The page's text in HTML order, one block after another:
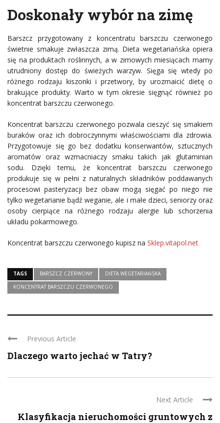
Doskonały wybór na zimę
Barszcz przygotowany z koncentratu barszczu czerwonego
świetnie smakuje zwłaszcza zimą. Dieta wegetariańska opiera
się na produktach roślinnych, a w zimowych miesiącach mamy
utrudniony dostęp do świeżych warzyw. Sięga się wtedy po
różnego rodzaju kiszonki i przetwory, by urozmaicić dietę o
brakujące produkty. Warto w tym okresie sięgnąć również po
koncentrat barszczu czerwonego.
Koncentrat barszczu czerwonego pozwala cieszyć się smakiem
buraków oraz ich dobroczynnymi właściwościami dla zdrowia.
Przygotowuje się go bez dodatku konserwantów, sztucznych
aromatów oraz wzmacniaczy smaku takich jak glutaminian
sodu. Dzięki temu, że koncentrat barszczu czerwonego
produkuje się w pełni z naturalnych składników poddawanych
procesowi pasteryzacji bez obaw mogą sięgać po niego nie
tylko wegetarianie bądź weganie, ale i małe dzieci, seniorzy oraz
osoby cierpiące na różnego rodzaju alergie lub schorzenia
układu pokarmowego.
Koncentrat barszczu czerwonego kupisz na Sklep.vitapol.net
TAGS BARSZCZ CZERWONY
DIETA WEGETARIAŃSKA
KONCENTRAT BARSZCZU CZERWONEGO
Previous Article
Dlaczego warto jechać w Tatry?
Next Article
Klasyfikacja nieruchomości gruntowych z